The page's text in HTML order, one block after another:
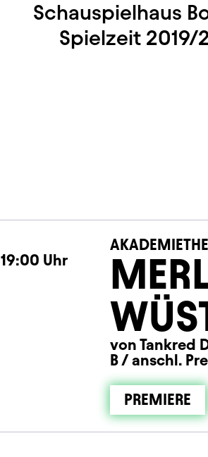
Schauspielhaus
Spielzeit 2019/
19:00 Uhr
von Tankred
B / anschl.
PREMIERE